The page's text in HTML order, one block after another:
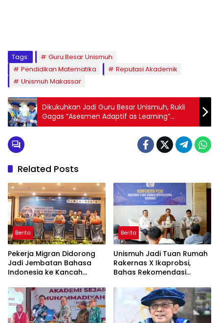
Tags:
Guru Besar Unismuh
Pendidikan Matematika
Reputasi Akademik
Unismuh Makassar
Dikukuhkan Jadi Guru Besar Unismuh, Rukli
Gagas “Asesmen Adaptif as Learning”
Berbasis AI bagi Anak LD
Related Posts
Berita
Pekerja Migran Didorong
Jadi Jembatan Bahasa
Indonesia ke Kancah
Berita
Unismuh Jadi Tuan Rumah
Rakernas X Ikaprobsi,
Bahas Rekomendasi
Indonesia di Tingkat
Global